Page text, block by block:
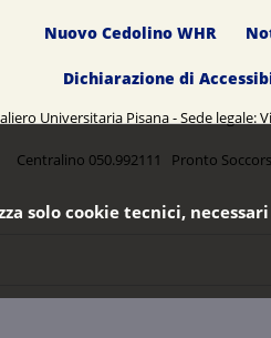
Nuovo Cedolino WHR
Dichiarazione di
Universitaria Pisana - Sede legale:
Centralino 050.992111 Pronto
solo cookie tecnici,